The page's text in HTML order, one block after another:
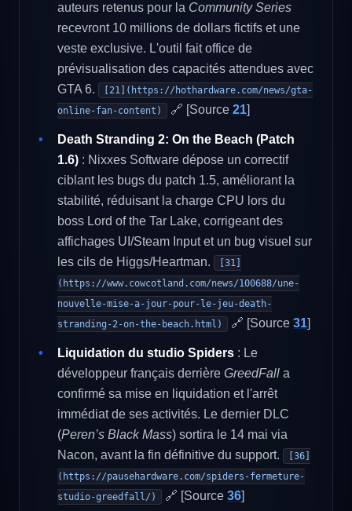
auteurs retenus pour la Community Series
recevront 10 millions de dollars fictifs et une
veste exclusive. L'outil fait office de
prévisualisation des capacités attendues avec
GTA 6.
[21](https://hothardware.com/news/gta-
online-fan-content)
🔗 [Source 21]
Death Stranding 2: On the Beach (Patch
1.6) : Nixxes Software dépose un correctif
ciblant les bugs du patch 1.5, améliorant la
stabilité, réduisant la charge CPU lors du
boss Lord of the Tar Lake, corrigeant des
affichages UI/Steam Input et un bug visuel sur
les cils de Higgs/Heartman.
[31]
(https://www.cowcotland.com/news/100688/une-
nouvelle-mise-a-jour-pour-le-jeu-death-
stranding-2-on-the-beach.html)
🔗 [Source 31]
Liquidation du studio Spiders : Le
développeur français derrière GreedFall a
confirmé sa mise en liquidation et l'arrêt
immédiat de ses activités. Le dernier DLC
(Peren’s Black Mass) sortira le 14 mai via
Nacon, avant la fin définitive du support.
[36]
(https://pausehardware.com/spiders-fermeture-
studio-greedfall/)
🔗 [Source 36]